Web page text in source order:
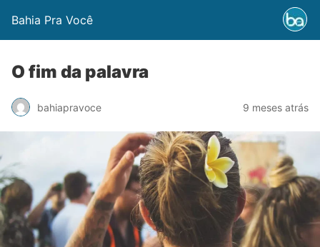
Bahia Pra Você
O fim da palavra
bahiapravoce 9 meses atrás